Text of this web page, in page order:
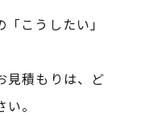
こうしたい」
見積もりは、ど
。